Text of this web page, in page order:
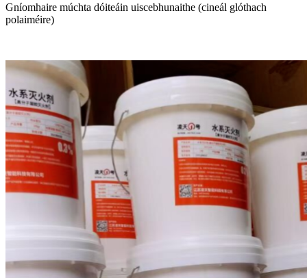
Gníomhaire múchta dóiteáin uiscebhunaithe (cineál glóthach
polaiméire)